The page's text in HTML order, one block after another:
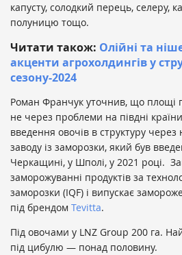
капусту, солодкий перець, селеру,
полуницю тощо.
Читати також: Олійні та
акценти агрохолдингів у
сезону-2024
Роман Франчук уточнив, що площі
не через проблеми на півдні
введення овочів в структуру
заводу із заморозки, який був
Черкащині, у Шполі, у 2021 році.
заморожуванні продуктів за
заморозки (IQF) і випускає
під брендом Tevitta.
Під овочами у LNZ Group 200 га.
під цибулю — понад половину.